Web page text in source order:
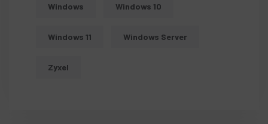
Windows Windows 10
Windows 11 Windows Server
Zyxel